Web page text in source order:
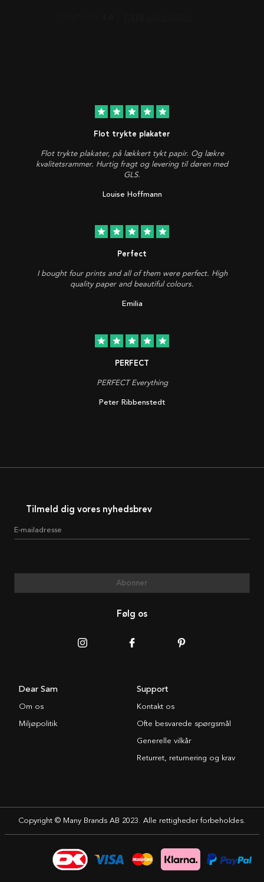
star star star star star
Flot trykte plakater
Flot trykte plakater, på lækkert tykt papir. Og lækre
kvalitetsrammer. Hurtig fragt og levering til døren med
GLS.
Louise Hoffmann
star star star star star
Perfect
I bought four prints and all of them were perfect. High
quality paper and beautiful colours.
Emilia
star star star star star
PERFECT
PERFECT Everything
Peter Ribbenstedt
Tilmeld dig vores nyhedsbrev
E-mailadresse
Abonner
Følg os
Dear Sam
Om os
Miljøpolitik
Support
Kontakt os
Ofte besvarede spørgsmål
Generelle vilkår
Returret, returnering og krav
Copyright © Many Brands AB 2023. Alle rettigheder forbeholdes.